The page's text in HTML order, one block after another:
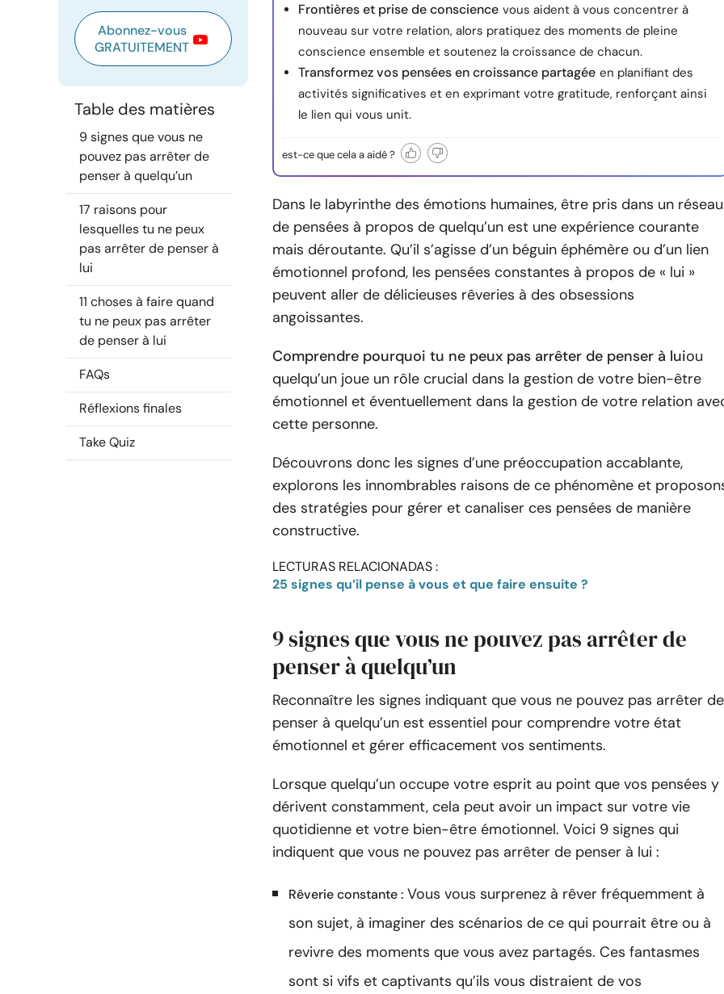
Abonnez-vous
GRATUITEMENT
Table des matières
9 signes que vous ne
pouvez pas arrêter de
penser à quelqu’un
17 raisons pour
lesquelles tu ne peux
pas arrêter de penser à
lui
11 choses à faire quand
tu ne peux pas arrêter
de penser à lui
FAQs
Réflexions finales
Take Quiz
Frontières et prise de conscience vous aident à vous concentrer à
nouveau sur votre relation, alors pratiquez des moments de pleine
conscience ensemble et soutenez la croissance de chacun.
Transformez vos pensées en croissance partagée en planifiant des
activités significatives et en exprimant votre gratitude, renforçant ainsi
le lien qui vous unit.
est-ce que cela a aidé ?
Dans le labyrinthe des émotions humaines, être pris dans un réseau
de pensées à propos de quelqu’un est une expérience courante
mais déroutante. Qu’il s’agisse d’un béguin éphémère ou d’un lien
émotionnel profond, les pensées constantes à propos de « lui »
peuvent aller de délicieuses rêveries à des obsessions
angoissantes.
Comprendre pourquoi tu ne peux pas arrêter de penser à luiou
quelqu’un joue un rôle crucial dans la gestion de votre bien-être
émotionnel et éventuellement dans la gestion de votre relation
cette personne.
Découvrons donc les signes d’une préoccupation accablante,
explorons les innombrables raisons de ce phénomène et
des stratégies pour gérer et canaliser ces pensées de manière
constructive.
LECTURAS RELACIONADAS :
25 signes qu’il pense à vous et que faire ensuite ?
9 signes que vous ne pouvez pas arrêter de
penser à quelqu’un
Reconnaître les signes indiquant que vous ne pouvez pas arrêter de
penser à quelqu’un est essentiel pour comprendre votre état
émotionnel et gérer efficacement vos sentiments.
Lorsque quelqu’un occupe votre esprit au point que vos pensées y
dérivent constamment, cela peut avoir un impact sur votre vie
quotidienne et votre bien-être émotionnel. Voici 9 signes qui
indiquent que vous ne pouvez pas arrêter de penser à lui :
Rêverie constante : Vous vous surprenez à rêver fréquemment à
son sujet, à imaginer des scénarios de ce qui pourrait être ou à
revivre des moments que vous avez partagés. Ces fantasmes
sont si vifs et captivants qu’ils vous distraient de vos